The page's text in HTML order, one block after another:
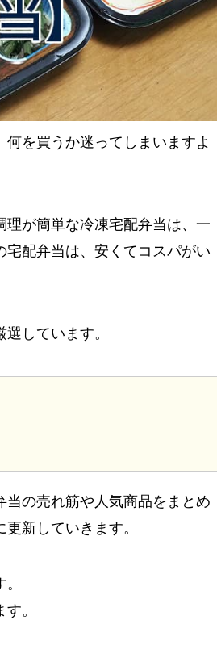
を買うか迷ってしまいますよ
理が簡単な冷凍宅配弁当は、一
宅配弁当は、安くてコスパがい
しています。
の売れ筋や人気商品をまとめ
新していきます。
。